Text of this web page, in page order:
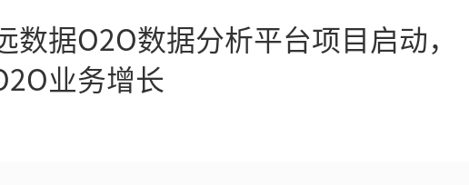
据O2O数据分析平台项目启动，
业务增长